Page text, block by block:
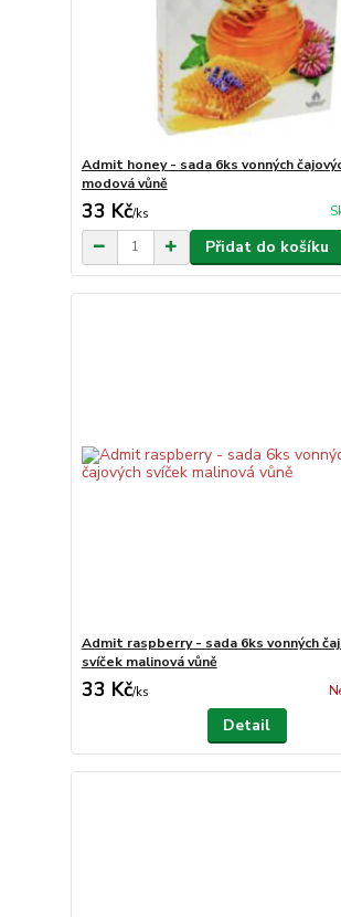
Admit honey - sada 6ks vonných
modová vůně
33 Kč/ks
Přidat do košíku
Admit raspberry - sada 6ks vonných
svíček malinová vůně
33 Kč/ks
Detail